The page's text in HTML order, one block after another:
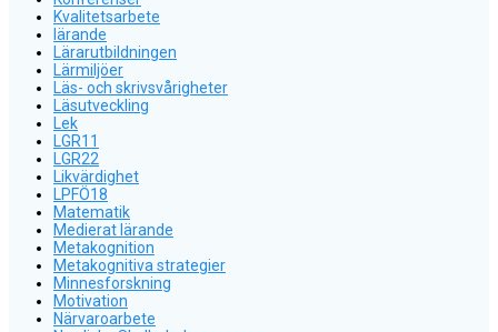
Kvalitetsarbete
lärande
Lärarutbildningen
Lärmiljöer
Läs- och skrivsvårigheter
Läsutveckling
Lek
LGR11
LGR22
Likvärdighet
LPFÖ18
Matematik
Medierat lärande
Metakognition
Metakognitiva strategier
Minnesforskning
Motivation
Närvaroarbete